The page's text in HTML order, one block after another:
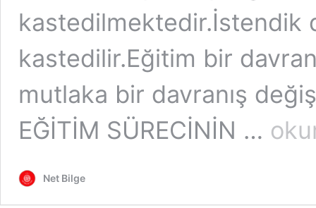
kastedilmektedir.İstendik
kastedilir.Eğitim bir
mutlaka bir davranış
EĞİTİM SÜRECİNİN …
KPSS
Net Bilge